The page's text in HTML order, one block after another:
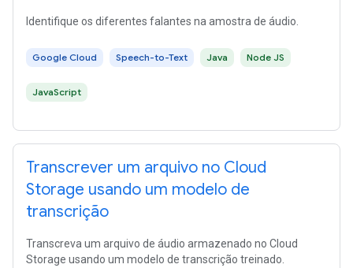
Identifique os diferentes falantes na amostra de áudio.
Google Cloud Speech-to-Text Java Node JS
JavaScript
Transcrever um arquivo no Cloud
Storage usando um modelo de
transcrição
Transcreva um arquivo de áudio armazenado no Cloud
Storage usando um modelo de transcrição treinado.